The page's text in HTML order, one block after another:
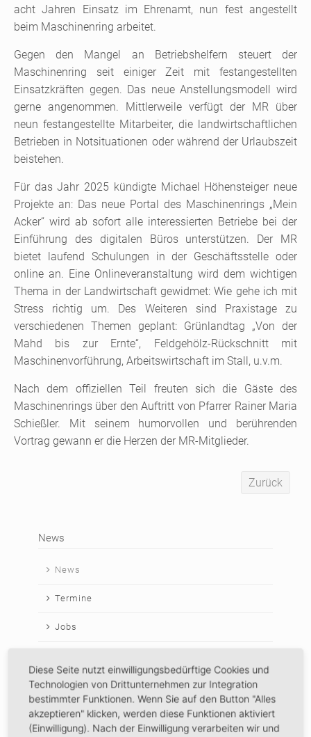
acht Jahren Einsatz im Ehrenamt, nun fest angestellt
beim Maschinenring arbeitet.
Gegen den Mangel an Betriebshelfern steuert der
Maschinenring seit einiger Zeit mit festangestellten
Einsatzkräften gegen. Das neue Anstellungsmodell wird
gerne angenommen. Mittlerweile verfügt der MR über
neun festangestellte Mitarbeiter, die landwirtschaftlichen
Betrieben in Notsituationen oder während der Urlaubszeit
beistehen.
Für das Jahr 2025 kündigte Michael Höhensteiger neue
Projekte an: Das neue Portal des Maschinenrings „Mein
Acker“ wird ab sofort alle interessierten Betriebe bei der
Einführung des digitalen Büros unterstützen. Der MR
bietet laufend Schulungen in der Geschäftsstelle oder
online an. Eine Onlineveranstaltung wird dem wichtigen
Thema in der Landwirtschaft gewidmet: Wie gehe ich mit
Stress richtig um. Des Weiteren sind Praxistage zu
verschiedenen Themen geplant: Grünlandtag „Von der
Mahd bis zur Ernte“, Feldgehölz-Rückschnitt mit
Maschinenvorführung, Arbeitswirtschaft im Stall, u.v.m.
Nach dem offiziellen Teil freuten sich die Gäste des
Maschinenrings über den Auftritt von Pfarrer Rainer Maria
Schießler. Mit seinem humorvollen und berührenden
Vortrag gewann er die Herzen der MR-Mitglieder.
Zurück
News
Navigation
News
Termine
Jobs
Archiv durchsuchen
2026
April 2026 (1 Eintrag)
Diese Seite nutzt einwilligungsbedürftige Cookies und
Technologien von Drittunternehmen zur Integration
bestimmter Funktionen. Wenn Sie auf den Button "Alles
akzeptieren" klicken, werden diese Funktionen aktiviert
(Einwilligung). Nach der Einwilligung verarbeiten wir und